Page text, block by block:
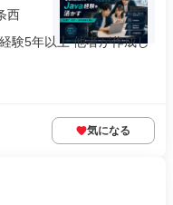
西
験5年以上 他者が作成し
気になる